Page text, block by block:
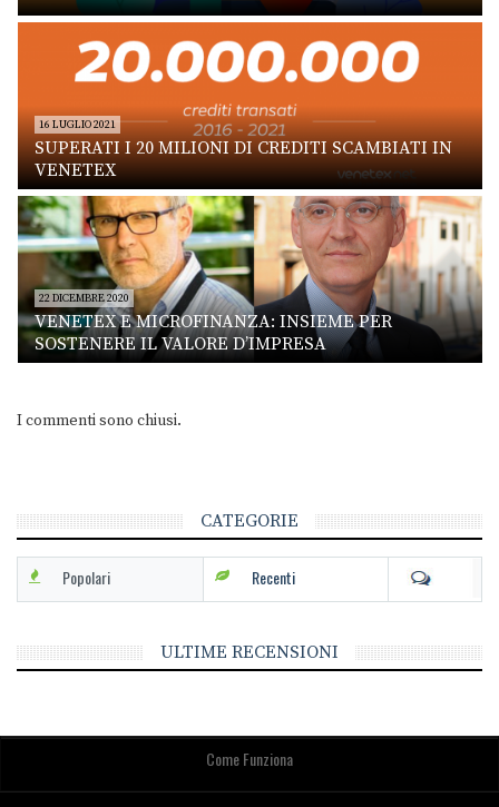
16 LUGLIO 2021
SUPERATI I 20 MILIONI DI CREDITI SCAMBIATI IN
VENETEX
22 DICEMBRE 2020
VENETEX E MICROFINANZA: INSIEME PER
SOSTENERE IL VALORE D’IMPRESA
I commenti sono chiusi.
CATEGORIE
Popolari Recenti
ULTIME RECENSIONI
Come Funziona